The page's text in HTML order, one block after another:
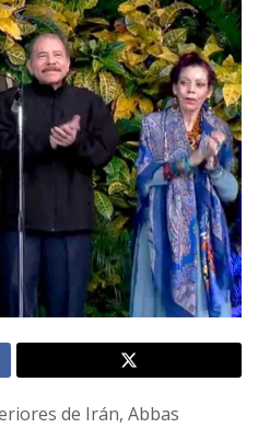
de Irán, Abbas